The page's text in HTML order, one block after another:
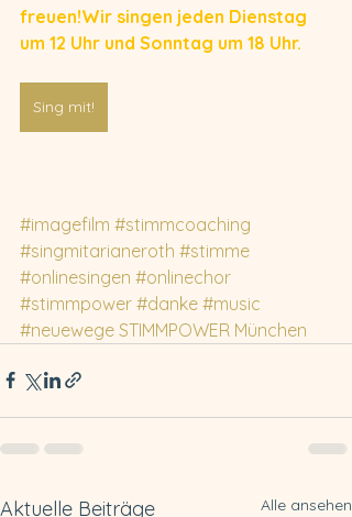
freuen!Wir singen jeden Dienstag
um 12 Uhr und Sonntag um 18 Uhr.
Sing mit!
#imagefilm #stimmcoaching
#singmitarianeroth #stimme
#onlinesingen #onlinechor
#stimmpower #danke #music
#neuewege STIMMPOWER München
Aktuelle Beiträge Alle ansehen